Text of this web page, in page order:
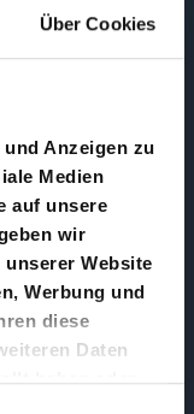
Über Cookies
Anzeigen zu
Medien
auf unsere
wir
Website
Werbung und
diese
Daten
haben oder
Zeit, Karten
das
(eine
Weißwein
die viel
„Spritz“!
mit